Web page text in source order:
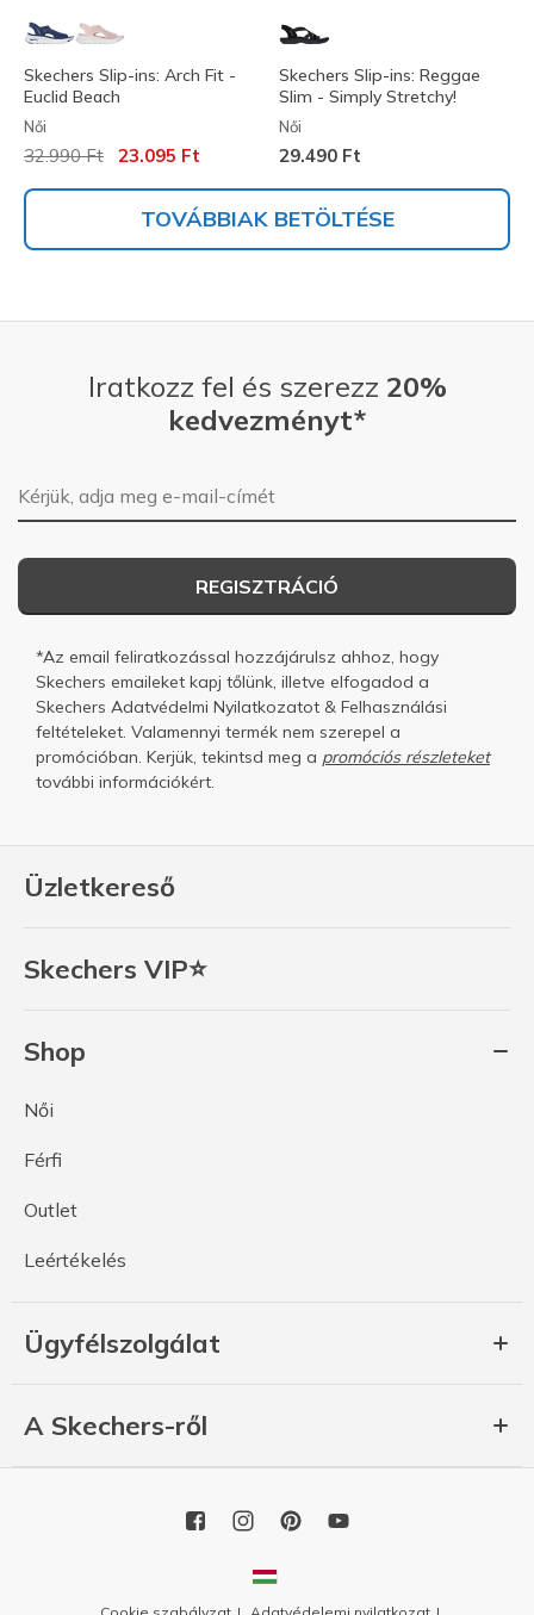
Skechers Slip-ins: Arch Fit -
Euclid Beach
Női
Az ár a következőhöz képest csökkent:
32.990 Ft címzett:
23.095 Ft
Skechers Slip-ins: Reggae
Slim - Simply Stretchy!
Női
29.490 Ft
TOVÁBBIAK BETÖLTÉSE
Üzletkereső
Skechers VIP⭐
Shop
Női
Férfi
Outlet
Leértékelés
Ügyfélszolgálat
A Skechers-ről
Iratkozz fel és szerezz 20%
kedvezményt*
E-mail-cím
REGISZTRÁCIÓ
*Az email feliratkozással hozzájárulsz ahhoz, hogy
Skechers emaileket kapj tőlünk, illetve elfogadod a
Skechers Adatvédelmi Nyilatkozatot & Felhasználási
feltételeket. Valamennyi termék nem szerepel a
promócióban. Kerjük, tekintsd meg a promóciós részleteket
további információkért.